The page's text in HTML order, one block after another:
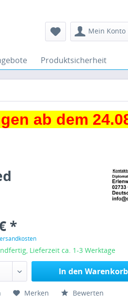
Mein Konto
Produktsicherheit
ab dem
*
Lieferzeit ca. 1-3 Werktage
In den Warenkorb
Merken Bewerten